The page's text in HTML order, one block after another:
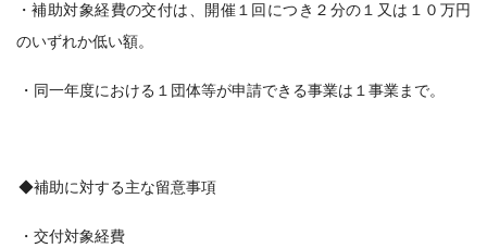
・補助対象経費の交付は、開催１回につき２分の１又は１０万円
のいずれか低い額。
・同一年度における１団体等が申請できる事業は１事業まで。
◆補助に対する主な留意事項
・交付対象経費